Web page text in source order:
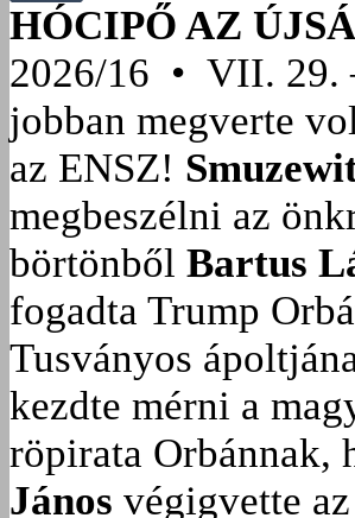
HÓCIPŐ AZ
2026/16 • VII. 29.
jobban megverte
az ENSZ!
megbeszélni az
börtönből Bartus
fogadta Trump
Tusványos
kezdte mérni a
röpirata Orbánnak,
János végigvette